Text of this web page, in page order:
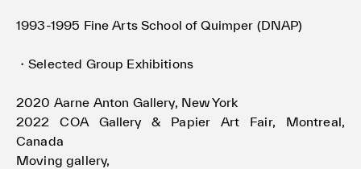
1993-1995 Fine Arts School of Quimper (DNAP)
・Selected Group Exhibitions
2020 Aarne Anton Gallery, New York
2022 COA Gallery & Papier Art Fair, Montreal,
Canada
Moving gallery,